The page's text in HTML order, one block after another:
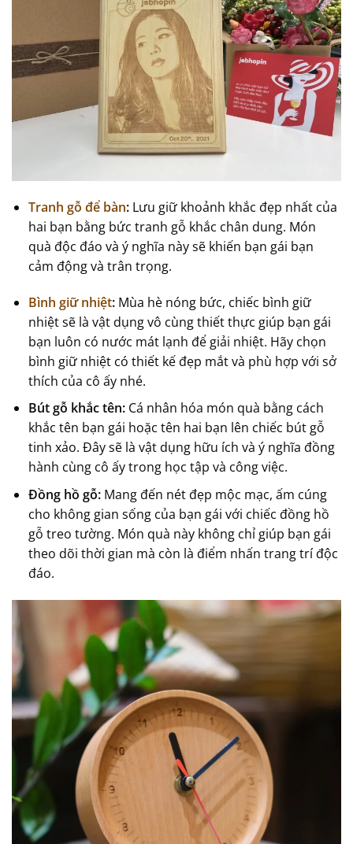
Tranh gỗ để bàn:Lưu giữ khoảnh khắc đẹp nhất của
hai bạn bằng bức tranh gỗ khắc chân dung. Món
quà độc đáo và ý nghĩa này sẽ khiến bạn gái bạn
cảm động và trân trọng.
Bình giữ nhiệt:Mùa hè nóng bức, chiếc bình giữ
nhiệt sẽ là vật dụng vô cùng thiết thực giúp bạn gái
bạn luôn có nước mát lạnh để giải nhiệt. Hãy chọn
bình giữ nhiệt có thiết kế đẹp mắt và phù hợp với sở
thích của cô ấy nhé.
Bút gỗ khắc tên:Cá nhân hóa món quà bằng cách
khắc tên bạn gái hoặc tên hai bạn lên chiếc bút gỗ
tinh xảo. Đây sẽ là vật dụng hữu ích và ý nghĩa đồng
hành cùng cô ấy trong học tập và công việc.
Đồng hồ gỗ:Mang đến nét đẹp mộc mạc, ấm cúng
cho không gian sống của bạn gái với chiếc đồng hồ
gỗ treo tường. Món quà này không chỉ giúp bạn gái
theo dõi thời gian mà còn là điểm nhấn trang trí độc
đáo.